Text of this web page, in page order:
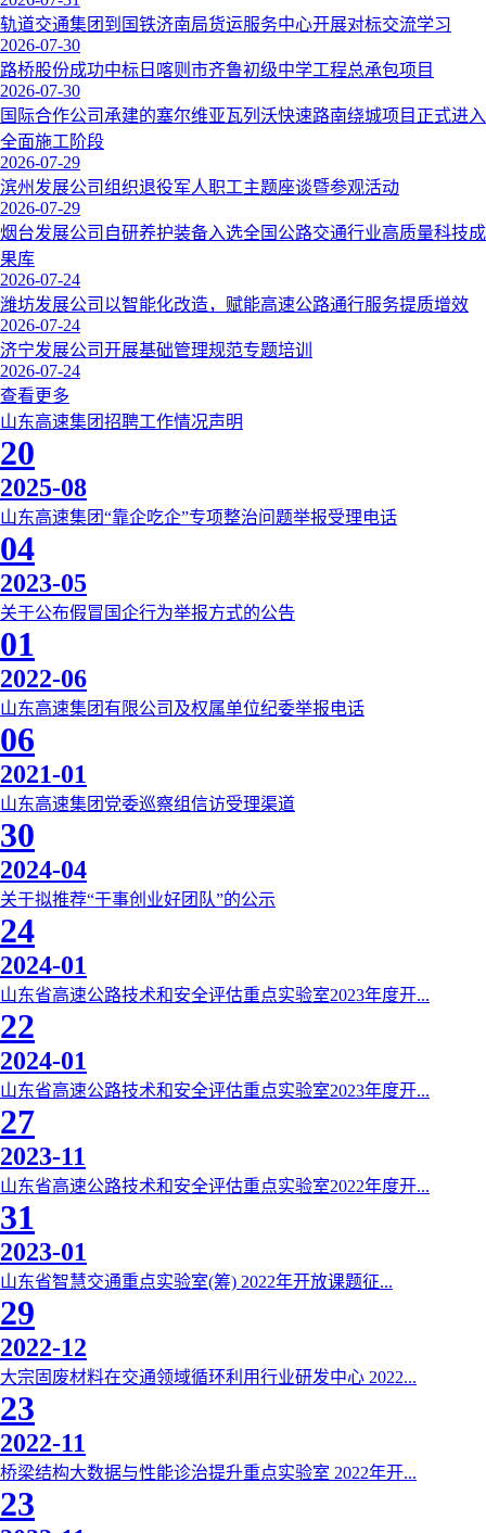
轨道交通集团到国铁济南局货运服务中心开展对标交流学习
2026-07-30
路桥股份成功中标日喀则市齐鲁初级中学工程总承包项目
2026-07-30
国际合作公司承建的塞尔维亚瓦列沃快速路南绕城项目正式进入
全面施工阶段
2026-07-29
滨州发展公司组织退役军人职工主题座谈暨参观活动
2026-07-29
烟台发展公司自研养护装备入选全国公路交通行业高质量科技成
果库
2026-07-24
潍坊发展公司以智能化改造，赋能高速公路通行服务提质增效
2026-07-24
济宁发展公司开展基础管理规范专题培训
2026-07-24
查看更多
山东高速集团招聘工作情况声明
20
2025-08
山东高速集团“靠企吃企”专项整治问题举报受理电话
04
2023-05
关于公布假冒国企行为举报方式的公告
01
2022-06
山东高速集团有限公司及权属单位纪委举报电话
06
2021-01
山东高速集团党委巡察组信访受理渠道
30
2024-04
关于拟推荐“干事创业好团队”的公示
24
2024-01
山东省高速公路技术和安全评估重点实验室2023年度开...
22
2024-01
山东省高速公路技术和安全评估重点实验室2023年度开...
27
2023-11
山东省高速公路技术和安全评估重点实验室2022年度开...
31
2023-01
山东省智慧交通重点实验室(筹) 2022年开放课题征...
29
2022-12
大宗固废材料在交通领域循环利用行业研发中心 2022...
23
2022-11
桥梁结构大数据与性能诊治提升重点实验室 2022年开...
23